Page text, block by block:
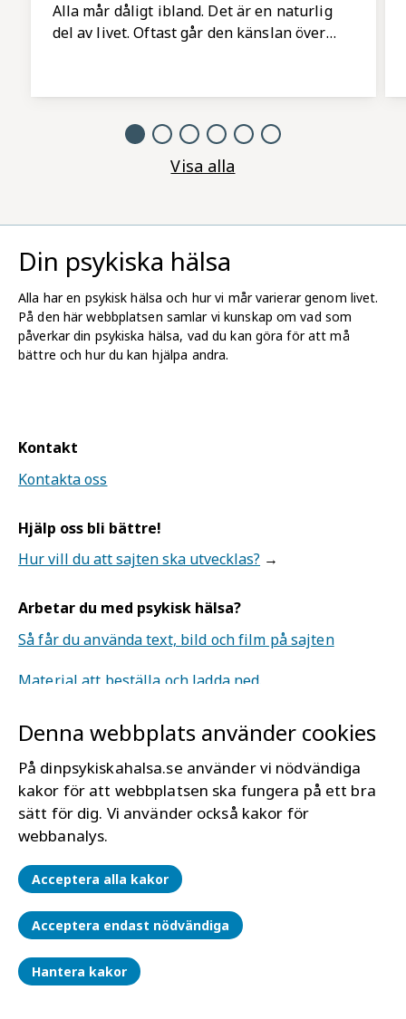
Denna webbplats använder cookies
På dinpsykiskahalsa.se använder vi nödvändiga
kakor för att webbplatsen ska fungera på ett bra
sätt för dig. Vi använder också kakor för
webbanalys.
Acceptera alla kakor
Acceptera endast nödvändiga
Hantera kakor
Alla mår dåligt ibland. Det är en naturlig
del av livet. Oftast går den känslan över
du själv kan göra och vart du kan vända dig
när du behöver hjälp.
Visa alla
Din psykiska hälsa
Alla har en psykisk hälsa och hur vi mår varierar genom livet.
På den här webbplatsen samlar vi kunskap om vad som
påverkar din psykiska hälsa, vad du kan göra för att må
bättre och hur du kan hjälpa andra.
Kontakt
Kontakta oss
Hjälp oss bli bättre!
Hur vill du att sajten ska utvecklas?
Arbetar du med psykisk hälsa?
Så får du använda text, bild och film på sajten
Material att beställa och ladda ned.
Om webbplatsen
Mer om Din psykiska hälsa
Tillgänglighet för dinpsykiskahälsa.se
Läs mer om kakor (cookies)
Hantera kakor